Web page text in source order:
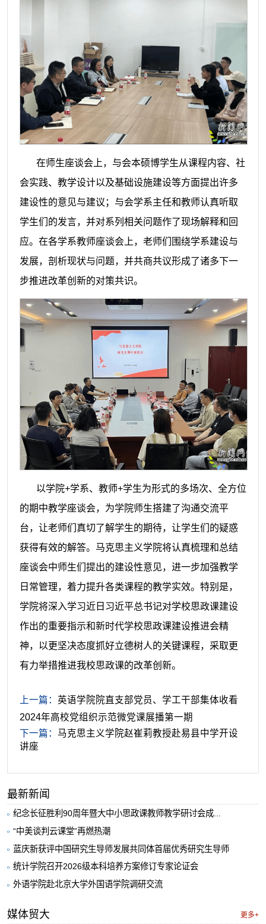
在师生座谈会上，与会本硕博学生从课程内容、社
会实践、教学设计以及基础设施建设等方面提出许多
建设性的意见与建议；与会学系主任和教师认真听取
学生们的发言，并对系列相关问题作了现场解释和回
应。在各学系教师座谈会上，老师们围绕学系建设与
发展，剖析现状与问题，并共商共议形成了诸多下一
步推进改革创新的对策共识。
以学院+学系、教师+学生为形式的多场次、全方位
的期中教学座谈会， 为学院师生搭建了沟通交流平
台，让老师们 真切了解学生的期待，让学生们的疑惑
获得有效的解答。 马克思主义学院将认真梳理和总结
座谈会中师生们提出的建设性意见， 进一步加强教学
日常管理， 着力提升各类课程的教学实效。特别是，
学院将深入学习近日习近平总书记对学校思政课建设
作出的重要指示和新时代学校思政课建设推进会精
神，以更坚决态度抓好立德树人的关键课程，采取更
有力举措推进我校思政课的改革创新。
上一篇： 英语学院院直支部党员、学工干部集体收看
2024年高校党组织示范微党课展播第一期
下一篇： 马克思主义学院赵崔莉教授赴易县中学开设
讲座
最新新闻
纪念长征胜利90周年暨大中小思政课教师教学研讨会成...
“中美谈判云课堂”再燃热潮
蓝庆新获评中国研究生导师发展共同体首届优秀研究生导师
统计学院召开2026级本科培养方案修订专家论证会
外语学院赴北京大学外国语学院调研交流
媒体贸大 更多+